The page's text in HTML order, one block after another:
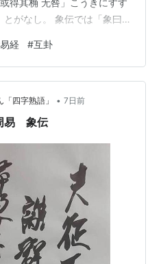
得其桷 无咎」こうきにすす
がなし。 象伝では「象曰
ばなり。 「風山漸 四爻」
「上卦の巽：風・木・順
。 「鴻」は「水鳥」ですか
はありませんが、従順、素
を得るわけです。 なるほ
易経 #互卦
四字熟語」 • 7日前
易 象伝